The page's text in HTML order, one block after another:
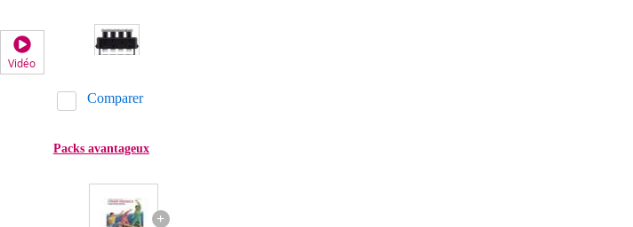
Vidéo
Comparer
Packs avantageux
+